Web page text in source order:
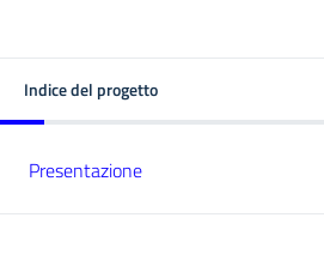
Indice del progetto
Presentazione